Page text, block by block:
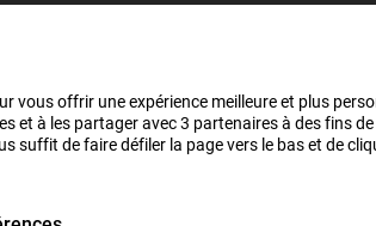
vous offrir une expérience meilleure et plus
et à les partager avec 3 partenaires à des fins
de faire défiler la page vers le bas et de